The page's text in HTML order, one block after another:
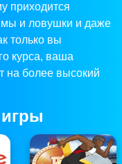
приходится
и ловушки и даже
только вы
курса, ваша
на более высокий